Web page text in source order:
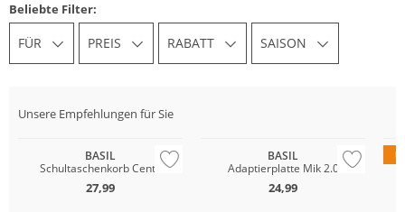
Beliebte Filter:
FÜR PREIS RABATT SAISON
Unsere Empfehlungen für Sie
BASIL
Schultaschenkorb Cento
27,99
BASIL
Adaptierplatte Mik 2.0
24,99